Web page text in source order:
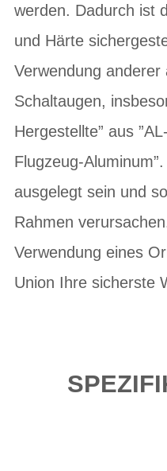
werden. Dadurch ist
und Härte
Verwendung
Schaltaugen,
Hergestellte” aus
Flugzeug-
ausgelegt sein und
Rahmen
Verwendung eines
Union Ihre sicherste